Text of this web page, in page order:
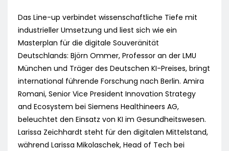
Das Line-up verbindet wissenschaftliche Tiefe mit
industrieller Umsetzung und liest sich wie ein
Masterplan für die digitale Souveränität
Deutschlands: Björn Ommer, Professor an der LMU
München und Träger des Deutschen KI-Preises, bringt
international führende Forschung nach Berlin. Amira
Romani, Senior Vice President Innovation Strategy
and Ecosystem bei Siemens Healthineers AG,
beleuchtet den Einsatz von KI im Gesundheitswesen.
Larissa Zeichhardt steht für den digitalen Mittelstand,
während Larissa Mikolaschek, Head of Tech bei